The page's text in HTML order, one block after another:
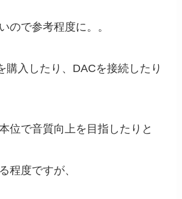
ので参考程度に。。
購入したり、DACを接続したり
位で音質向上を目指したりと
程度ですが、